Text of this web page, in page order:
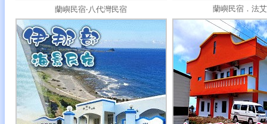
蘭嶼民宿‧八代灣民宿 蘭嶼民宿．法